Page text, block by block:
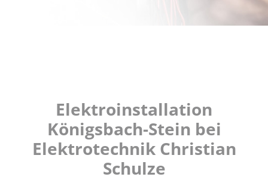
Elektroinstallation
Königsbach-Stein bei
Elektrotechnik Christian
Schulze